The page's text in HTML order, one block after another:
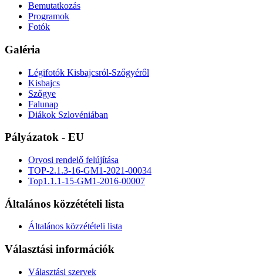
Bemutatkozás
Programok
Fotók
Galéria
Légifotók Kisbajcsról-Szőgyéről
Kisbajcs
Szőgye
Falunap
Diákok Szlovéniában
Pályázatok - EU
Orvosi rendelő felújítása
TOP-2.1.3-16-GM1-2021-00034
Top1.1.1-15-GM1-2016-00007
Általános közzétételi lista
Általános közzétételi lista
Választási információk
Választási szervek